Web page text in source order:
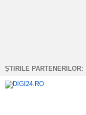
ȘTIRILE PARTENERILOR: